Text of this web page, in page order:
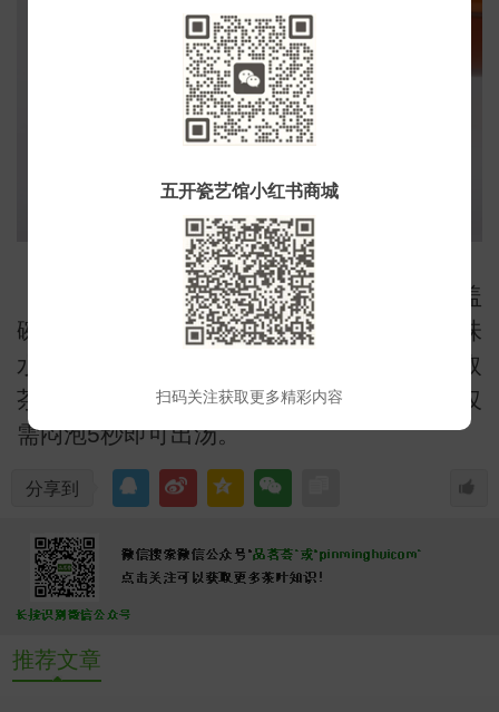
五开瓷艺馆小红书商城
扫码关注获取更多精彩内容
常
水仙茶品质优异，冲泡时茶具选择瓷质盖
碗更好，不吸香不夺味，可以更完善的品味
水仙茶的滋味，在冲泡时茶水比味1:50，取
茶叶6g即可，浇水时沿着杯壁注入，头泡仅
需闷泡5秒即可出汤。
分享到
推荐文章